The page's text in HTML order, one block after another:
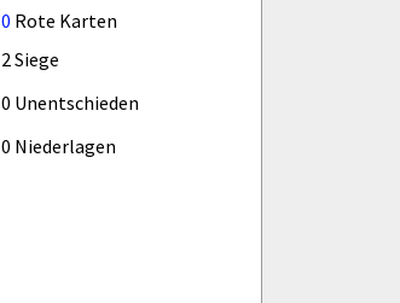
0 Rote Karten
2 Siege
0 Unentschieden
0 Niederlagen